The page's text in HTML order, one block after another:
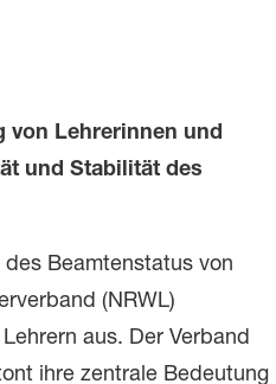
von Lehrerinnen und
und Stabilität des
Beamtenstatus von
(NRWL)
aus. Der Verband
ihre zentrale Bedeutung